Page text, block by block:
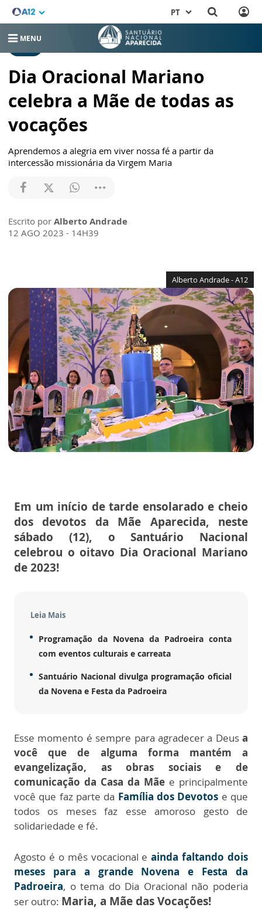
PT
MENU
Dia Oracional Mariano
celebra a Mãe de todas as
vocações
Aprendemos a alegria em viver nossa fé a partir da
intercessão missionária da Virgem Maria
Escrito por Alberto Andrade
12 AGO 2023 - 14H39
Alberto Andrade - A12
Em um início de tarde ensolarado e cheio
dos devotos da Mãe Aparecida, neste
sábado (12), o Santuário Nacional
celebrou o oitavo Dia Oracional Mariano
de 2023!
Leia Mais
Programação da Novena da Padroeira conta
com eventos culturais e carreata
Santuário Nacional divulga programação oficial
da Novena e Festa da Padroeira
Esse momento é sempre para agradecer a Deus a
você que de alguma forma mantém a
evangelização, as obras sociais e de
comunicação da Casa da Mãe e principalmente
você que faz parte da Família dos Devotos e que
todos os meses faz esse amoroso gesto de
solidariedade e fé.
Agosto é o mês vocacional eainda faltando dois
meses para a grande Novena e Festa da
Padroeira, o tema do Dia Oracional não poderia
ser outro: Maria, a Mãe das Vocações!